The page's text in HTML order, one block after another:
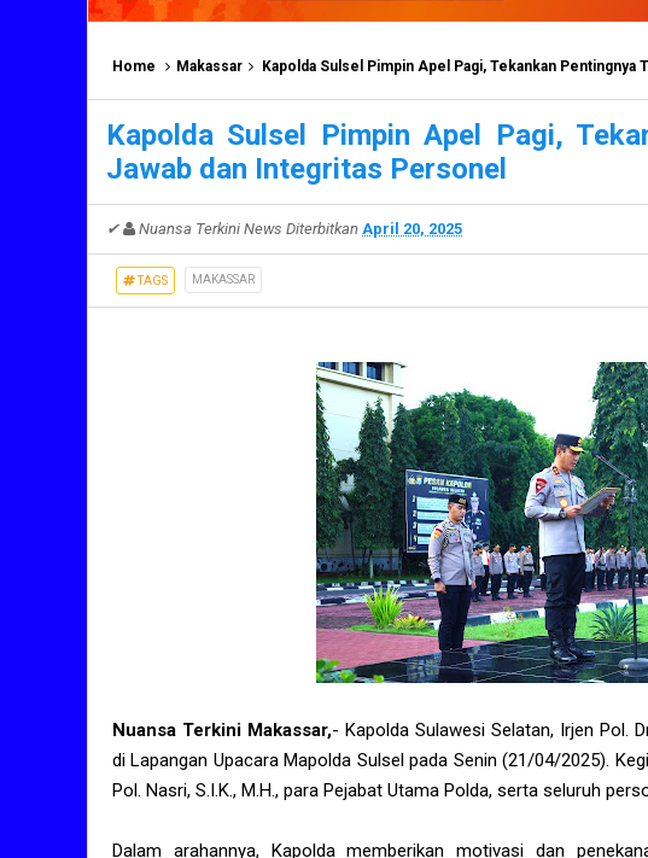
Home Makassar Kapolda Sulsel Pimpin Apel Pagi, Tekankan Pentingnya
Kapolda Sulsel Pimpin Apel Pagi,
Jawab dan Integritas Personel
✔ Nuansa Terkini News Diterbitkan April 20, 2025
TAGS MAKASSAR
Nuansa Terkini Makassar,- Kapolda Sulawesi Selatan, Irjen Pol.
di Lapangan Upacara Mapolda Sulsel pada Senin (21/04/2025).
Pol. Nasri, S.I.K., M.H., para Pejabat Utama Polda, serta seluruh
Dalam arahannya, Kapolda memberikan motivasi dan